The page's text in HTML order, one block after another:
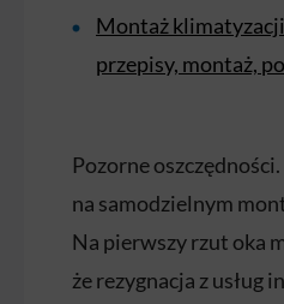
Montaż
przepisy, montaż,
Pozorne
na samodzielnym
Na pierwszy rzut oka
że rezygnacja z